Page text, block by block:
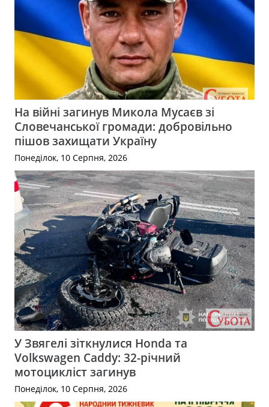
На війні загинув Микола Мусаєв зі
Словечанської громади: добровільно
пішов захищати Україну
Понеділок, 10 Серпня, 2026
У Звягелі зіткнулися Honda та
Volkswagen Caddy: 32-річний
мотоцикліст загинув
Понеділок, 10 Серпня, 2026